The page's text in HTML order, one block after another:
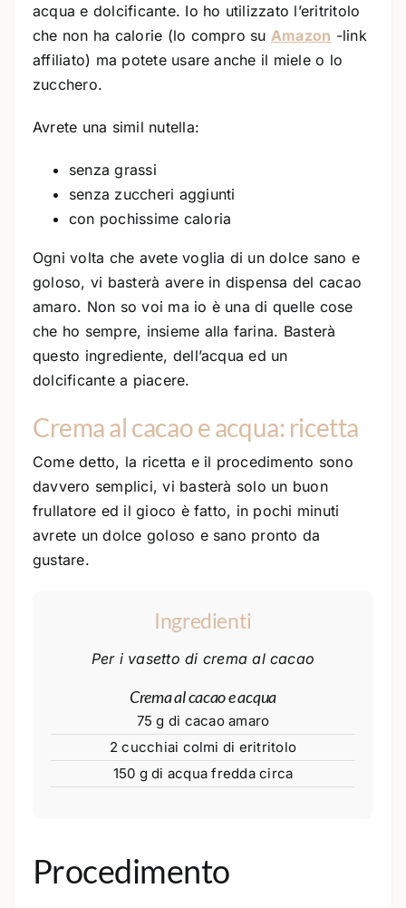
acqua e dolcificante. Io ho utilizzato l’eritritolo
che non ha calorie (lo compro su Amazon -link
affiliato) ma potete usare anche il miele o lo
zucchero.
Avrete una simil nutella:
senza grassi
senza zuccheri aggiunti
con pochissime caloria
Ogni volta che avete voglia di un dolce sano e
goloso, vi basterà avere in dispensa del cacao
amaro. Non so voi ma io è una di quelle cose
che ho sempre, insieme alla farina. Basterà
questo ingrediente, dell’acqua ed un
dolcificante a piacere.
Crema al cacao e acqua: ricetta
Come detto, la ricetta e il procedimento sono
davvero semplici, vi basterà solo un buon
frullatore ed il gioco è fatto, in pochi minuti
avrete un dolce goloso e sano pronto da
gustare.
Ingredienti
Per i vasetto di crema al cacao
Crema al cacao e acqua
75 g di cacao amaro
2 cucchiai colmi di eritritolo
150 g di acqua fredda circa
Procedimento